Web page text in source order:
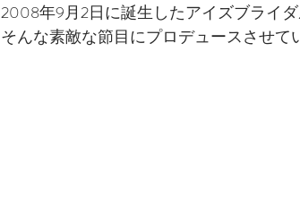
2008年9月2日に誕生したアイズブライダ
そんな素敵な節目にプロデュースさせて